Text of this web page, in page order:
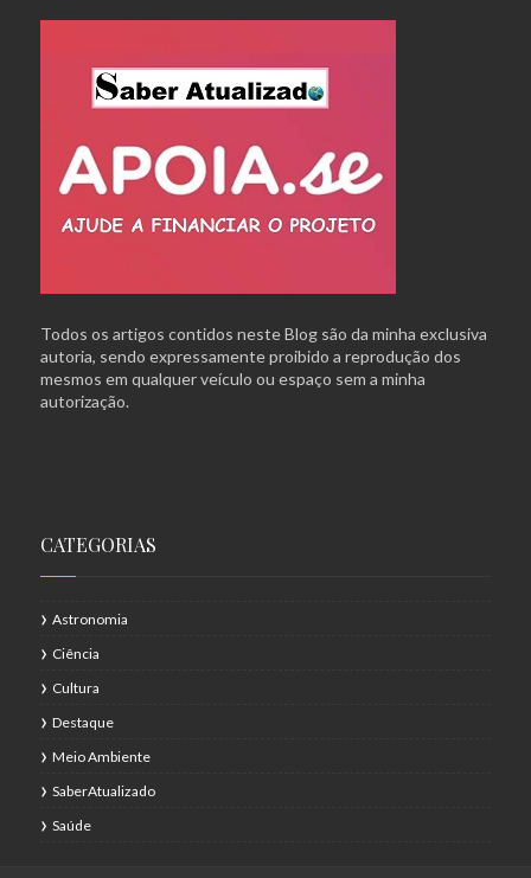
Todos os artigos contidos neste Blog são da minha exclusiva
autoria, sendo expressamente proibido a reprodução dos
mesmos em qualquer veículo ou espaço sem a minha
autorização.
CATEGORIAS
Astronomia
Ciência
Cultura
Destaque
Meio Ambiente
SaberAtualizado
Saúde